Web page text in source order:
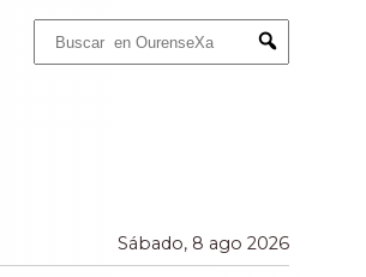
Submit
Sábado, 8 ago 2026